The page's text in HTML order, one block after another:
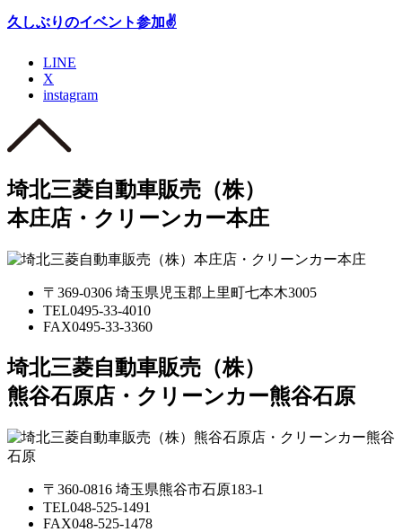
久しぶりのイベント参加✌
LINE
X
instagram
埼北三菱自動車販売（株）
本庄店・クリーンカー本庄
〒369-0306 埼玉県児玉郡上里町七本木3005
TEL0495-33-4010
FAX0495-33-3360
埼北三菱自動車販売（株）
熊谷石原店・クリーンカー熊谷石原
〒360-0816 埼玉県熊谷市石原183-1
TEL048-525-1491
FAX048-525-1478